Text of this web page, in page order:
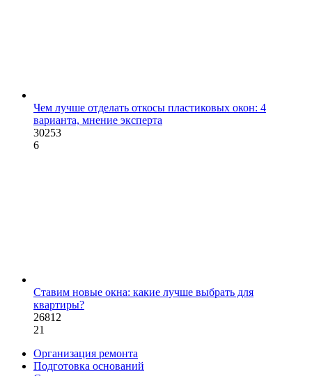
Чем лучше отделать откосы пластиковых окон: 4
варианта, мнение эксперта
30253
6
Ставим новые окна: какие лучше выбрать для
квартиры?
26812
21
Организация ремонта
Подготовка оснований